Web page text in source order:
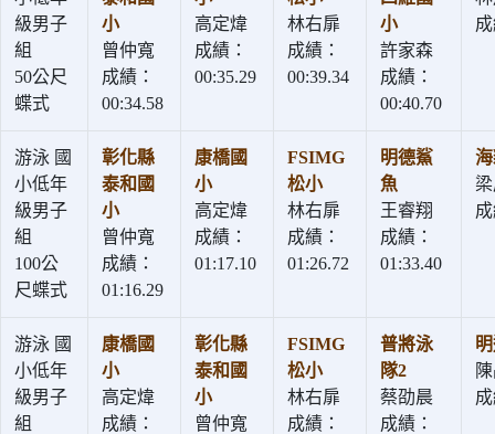
級男子
組
50公尺
蝶式
小
曾仲寬
成績：
00:34.58
高定煒
成績：
00:35.29
林右扉
成績：
00:39.34
小
許家森
成績：
00:40.70
游泳 國
小低年
級男子
組
100公
尺蝶式
彰化縣
泰和國
小
曾仲寬
成績：
01:16.29
康橋國
小
高定煒
成績：
01:17.10
FSIMG
松小
林右扉
成績：
01:26.72
明德鯊
魚
王睿翔
成績：
01:33.40
游泳 國
小低年
級男子
組
康橋國
小
高定煒
成績：
彰化縣
泰和國
小
曾仲寬
FSIMG
松小
林右扉
成績：
普將泳
隊2
蔡劭晨
成績：